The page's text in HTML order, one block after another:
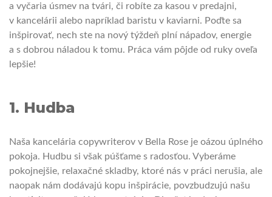
a vyčaria úsmev na tvári, či robíte za kasou v predajni,
v kancelárii alebo napríklad baristu v kaviarni. Poďte sa
inšpirovať, nech ste na nový týždeň plní nápadov, energie
a s dobrou náladou k tomu. Práca vám pôjde od ruky oveľa
lepšie!
1. Hudba
Naša kancelária copywriterov v Bella Rose je oázou úplného
pokoja. Hudbu si však púšťame s radosťou. Vyberáme
pokojnejšie, relaxačné skladby, ktoré nás v práci nerušia, ale
naopak nám dodávajú kopu inšpirácie, povzbudzujú našu